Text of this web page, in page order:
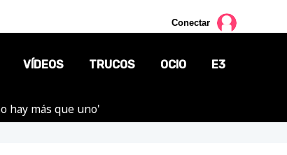
Conectar
VÍDEOS TRUCOS OCIO E3
hay más que uno'